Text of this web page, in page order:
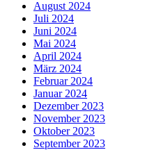
August 2024
Juli 2024
Juni 2024
Mai 2024
April 2024
März 2024
Februar 2024
Januar 2024
Dezember 2023
November 2023
Oktober 2023
September 2023